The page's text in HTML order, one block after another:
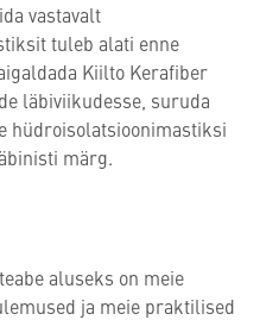
vastavalt
tuleb alati enne
Kiilto Kerafiber
läbiviikudesse, suruda
hüdroisolatsioonimastiksi
märg.
aluseks on meie
ja meie praktilised